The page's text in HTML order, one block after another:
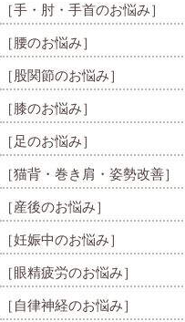
［手・肘・手首のお悩み］
［腰のお悩み］
［股関節のお悩み］
［膝のお悩み］
［足のお悩み］
［猫背・巻き肩・姿勢改善］
［産後のお悩み］
［妊娠中のお悩み］
［眼精疲労のお悩み］
［自律神経のお悩み］